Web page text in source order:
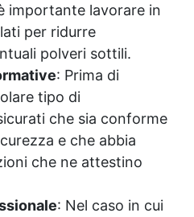
importante lavorare in
per ridurre
polveri sottili.
: Prima di
tipo di
che sia conforme
e che abbia
che ne attestino
: Nel caso in cui